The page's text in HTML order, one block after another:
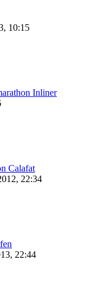
10:15
Inliner
Calafat
22:34
22:44